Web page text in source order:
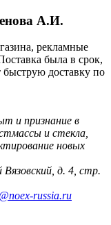
А.И.
рекламные
была в срок,
доставку по
и признание в
и стекла,
новых
д. 4, стр.
russia.ru